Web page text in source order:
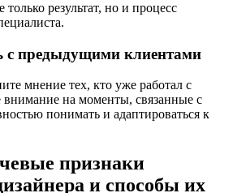
результат, но и процесс
с предыдущими клиентами
мнение тех, кто уже работал с
внимание на моменты, связанные с
понимать и адаптироваться к
признаки
и способы их